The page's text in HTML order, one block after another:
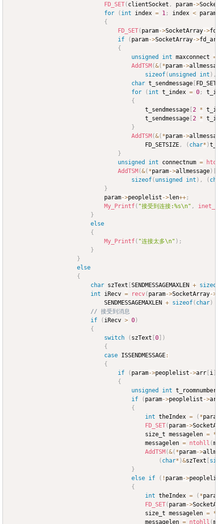
FD_SET( clientSocket , param->
for
( int index = 1 ; index < param
{
FD_SET( param->SocketArray->
if
( param->SocketArray->
{
unsigned
int maxconnect =
AddTSM(&( *param->
sizeof( unsigned int ) ,
char t_sendmessage [
for
( int t_index = 0 ;
{
										t_sendmessage
[ 2 *
										t_sendmessage
[ 2 *
}
AddTSM(&( *param->
										FD_SETSIZE
, ( char* )
}
unsigned
int connectnum =
AddTSM(&( *param->allmessage)
sizeof( unsigned int ) , (
}
							param
->peoplelist ->len++ ;
My_Printf( "接受到连接:%s\n" ,
}
else
{
My_Printf( "连接太多\n" ) ;
}
}
else
{
char szText [SENDMESSAGEMAXLEN +
int iRecv = recv( param->SocketArray->
							SENDMESSAGEMAXLEN
+ sizeof( char)
// 接受到消息
if
( iRecv > 0)
{
switch
( szText [0] )
{
case ISSENDMESSAGE:
{
if
( param->peoplelist ->arr [ i ]
{
unsigned
int
if
( param->peoplelist ->
{
int theIndex = ( *
FD_SET( param->
										size_t messagelen
= *
										messagelen
= ntohll (
AddTSM(&( *param->
( char* )&szText [
}
else if ( ! param->
{
int theIndex = ( *
FD_SET( param->
										size_t messagelen
= *
										messagelen
= ntohll (